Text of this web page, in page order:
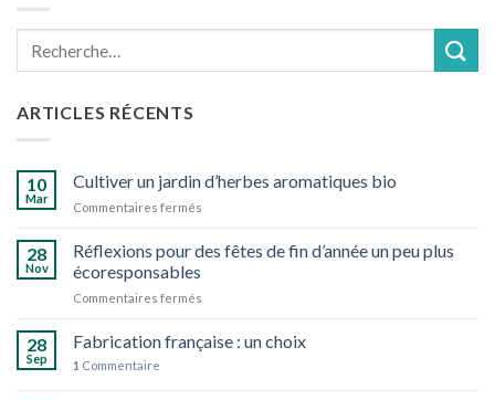
ARTICLES RÉCENTS
10
Mar
Cultiver un jardin d’herbes aromatiques bio
Commentaires fermés
un
jardin
28
Nov
Réflexions pour des fêtes de fin d’année un peu plus
écoresponsables
Commentaires fermés
pour
des
28
Sep
Fabrication française : un choix
1 Commentaire